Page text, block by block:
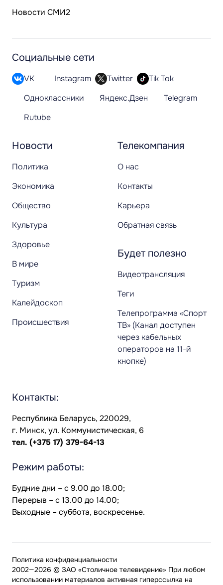
Новости СМИ2
Новости
Политика
Экономика
Общество
Культура
Здоровье
В мире
Туризм
Калейдоскоп
Происшествия
Телекомпания
О нас
Контакты
Карьера
Обратная связь
Будет полезно
Видеотрансляция
Теги
Телепрограмма «Спорт
ТВ» (Канал доступен
через кабельных
операторов на 11-й
кнопке)
Социальные сети
VK Instagram Twitter
Tik Tok
Одноклассники
Яндекс.Дзен
Telegram
Rutube
Контакты:
Республика Беларусь, 220029,
г. Минск, ул. Коммунистическая, 6
тел. (+375 17) 379-64-13
Режим работы:
Будние дни – с 9.00 до 18.00;
Перерыв – с 13.00 до 14.00;
Выходные – суббота, воскресенье.
2002—2026 © ЗАО «Столичное телевидение» При любом
использовании материалов активная гиперссылка на
Политика конфиденциальности